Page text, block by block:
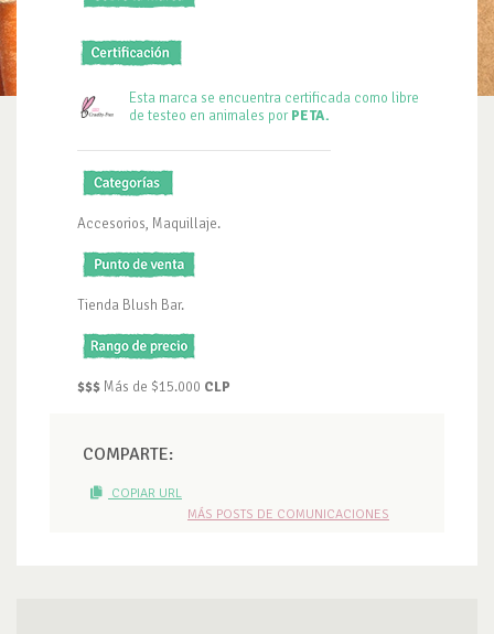
Esta marca se encuentra certificada como libre
de testeo en animales porPETA.
Accesorios, Maquillaje.
Tienda Blush Bar.
$$$ Más de $15.000 CLP
COMPARTE:
COPIAR URL
MÁS POSTS DE COMUNICACIONES